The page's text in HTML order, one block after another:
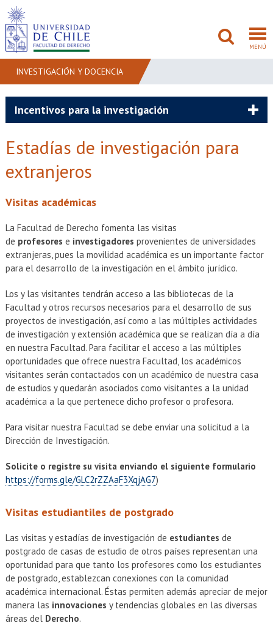
MENÚ
FACULTAD
POSTGRADO
BIBLIOTECAS
EXTENSIÓN
Académicos Estudiantes
Egresados Funcionarios
INVESTIGACIÓN Y DOCENCIA
Incentivos para la investigación
Estadías de investigación para
extranjeros
Visitas académicas
La Facultad de Derecho fomenta las visitas
de profesores e investigadores provenientes de universidades
extranjeras, pues la movilidad académica es un importante factor
para el desarrollo de la investigación en el ámbito jurídico.
Los y las visitantes tendrán acceso a las bibliotecas de la
Facultad y otros recursos necesarios para el desarrollo de sus
proyectos de investigación, así como a las múltiples actividades
de investigación y extensión académica que se realizan día a día
en nuestra Facultad. Para facilitar el acceso a las múltiples
oportunidades que ofrece nuestra Facultad, los académicos
visitantes serán contactados con un académico de nuestra casa
de estudios y quedarán asociados como visitantes a la unidad
académica a la que pertenece dicho profesor o profesora.
Para visitar nuestra Facultad se debe enviar una solicitud a la
Dirección de Investigación.
Solicite o registre su visita enviando el siguiente formulario
https://forms.gle/GLC2rZZAaF3XqjAG7)
Visitas estudiantiles de postgrado
Las visitas y estadías de investigación de estudiantes de
postgrado de casas de estudio de otros países representan una
oportunidad para que tanto los profesores como los estudiantes
de postgrado, establezcan conexiones con la comunidad
académica internacional. Éstas permiten además apreciar de mejor
manera las innovaciones y tendencias globales en las diversas
áreas del Derecho.